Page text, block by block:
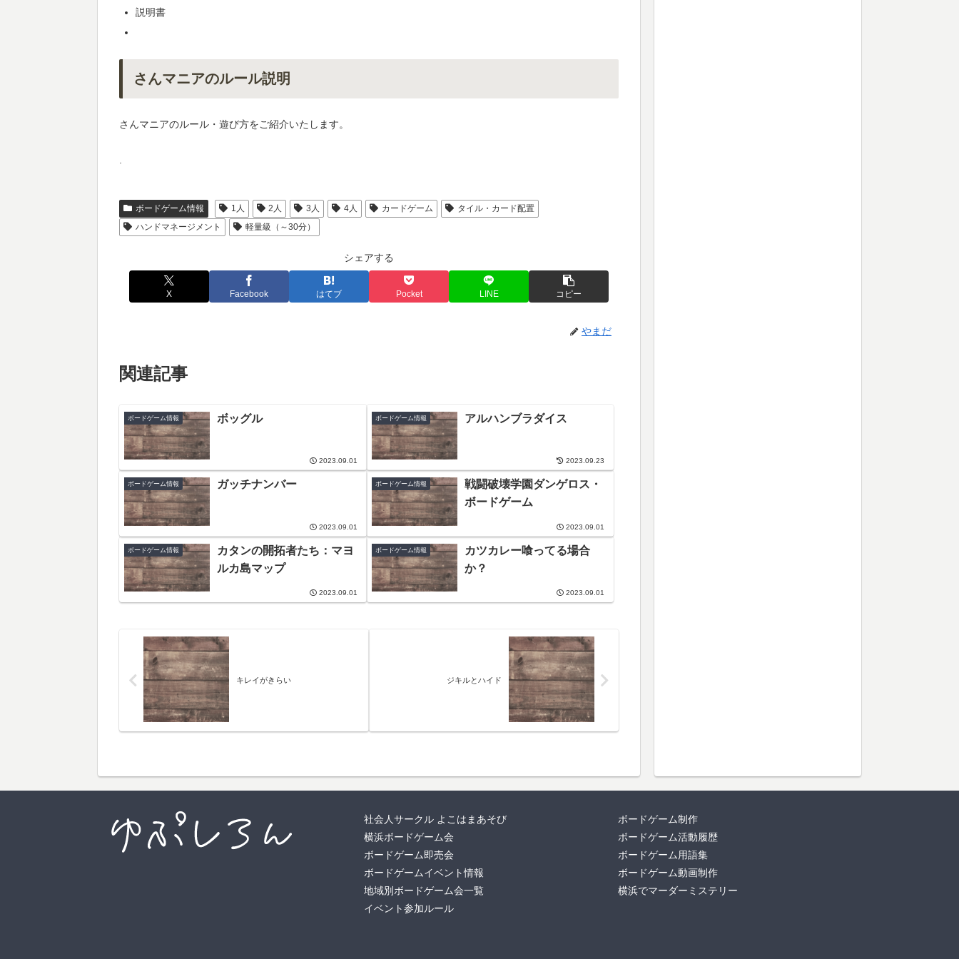
説明書
さんマニアのルール説明
さんマニアのルール・遊び方をご紹介いたします。
.
ボードゲーム情報 1人 2人 3人 4人 カードゲーム
タイル・カード配置
ハンドマネージメント
軽量級（～30分）
シェアする
X Facebook はてブ Pocket LINE コピー
やまだ
関連記事
ボードゲーム情報 ボッグル
2023.09.01
ボードゲーム情報 アルハンブラダイス
2023.09.23
ボードゲーム情報 ガッチナンバー
2023.09.01
ボードゲーム情報
戦闘破壊学園ダンゲロス・
ボードゲーム
2023.09.01
ボードゲーム情報
カタンの開拓者たち：マヨ
ルカ島マップ
2023.09.01
ボードゲーム情報
カツカレー喰ってる場合
か？
2023.09.01
キレイがきらい ジキルとハイド
社会人サークル よこはまあそび
横浜ボードゲーム会
ボードゲーム即売会
ボードゲームイベント情報
地域別ボードゲーム会一覧
イベント参加ルール
ボードゲーム制作
ボードゲーム活動履歴
ボードゲーム用語集
ボードゲーム動画制作
横浜でマーダーミステリー